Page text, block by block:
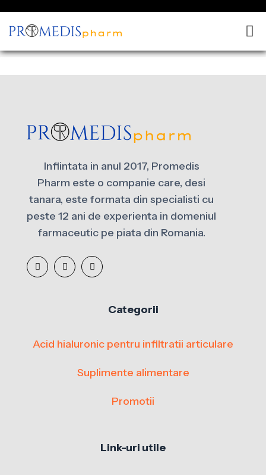
Produse la reducere
Infiintata in anul 2017, Promedis
Pharm este o companie care, desi
tanara, este formata din specialisti cu
peste 12 ani de experienta in domeniul
farmaceutic pe piata din Romania.
Categorii
Acid hialuronic pentru infiltratii articulare
Suplimente alimentare
Promotii
Link-uri utile